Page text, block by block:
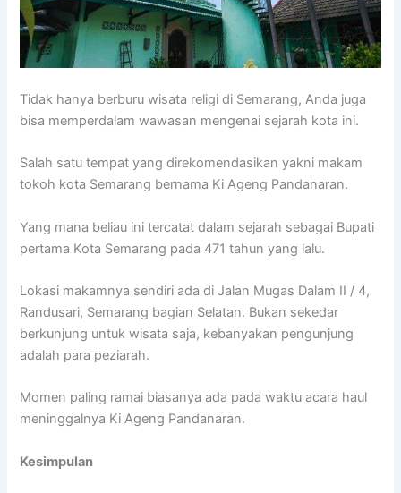
Tidak hanya berburu wisata religi di Semarang, Anda juga
bisa memperdalam wawasan mengenai sejarah kota ini.
Salah satu tempat yang direkomendasikan yakni makam
tokoh kota Semarang bernama Ki Ageng Pandanaran.
Yang mana beliau ini tercatat dalam sejarah sebagai Bupati
pertama Kota Semarang pada 471 tahun yang lalu.
Lokasi makamnya sendiri ada di Jalan Mugas Dalam II / 4,
Randusari, Semarang bagian Selatan. Bukan sekedar
berkunjung untuk wisata saja, kebanyakan pengunjung
adalah para peziarah.
Momen paling ramai biasanya ada pada waktu acara haul
meninggalnya Ki Ageng Pandanaran.
Kesimpulan